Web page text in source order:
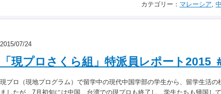
カテゴリー： マレーシア,
2015/07/24
「現プロさくら組」特派員レポート2015
現プロ（現地プログラム）で留学中の現代中国学部の学生から、留学生活
ましたが、7月初旬には中国、台湾での現プロも終了し、学生たちも帰国し